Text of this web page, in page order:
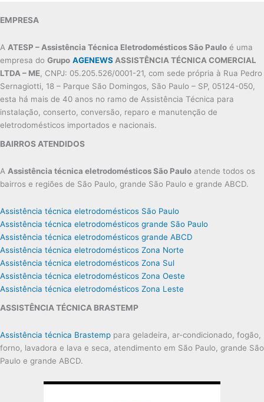
EMPRESA
A ATESP – Assistência Técnica Eletrodomésticos São Paulo é uma
empresa do Grupo AGENEWS ASSISTÊNCIA TÉCNICA COMERCIAL
LTDA – ME , CNPJ: 05.205.526/0001-21, com sede própria à Rua Pedro
Sernagiotti, 18 – Parque São Domingos, São Paulo – SP, 05124-050,
esta há mais de 40 anos no ramo de Assistência Técnica para
instalação, conserto, conversão, reparo e manutenção de
eletrodomésticos importados e nacionais.
BAIRROS ATENDIDOS
A Assistência técnica eletrodomésticos São Paulo atende todos os
bairros e regiões de São Paulo, grande São Paulo e grande ABCD.
Assistência técnica eletrodomésticos São Paulo
Assistência técnica eletrodomésticos grande São Paulo
Assistência técnica eletrodomésticos grande ABCD
Assistência técnica eletrodomésticos Zona Norte
Assistência técnica eletrodomésticos Zona Sul
Assistência técnica eletrodomésticos Zona Oeste
Assistência técnica eletrodomésticos Zona Leste
ASSISTÊNCIA TÉCNICA BRASTEMP
Assistência técnica Brastemp para geladeira, ar-condicionado, fogão,
forno, lavadora e lava e seca, atendimento em São Paulo, grande São
Paulo e grande ABCD.